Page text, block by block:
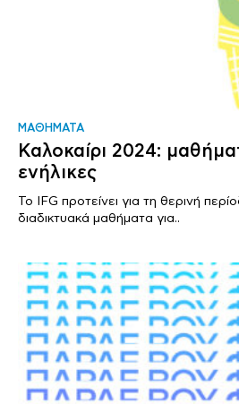
ΜΑΘΗΜΑΤΑ
Καλοκαίρι 2024:
ενήλικες
Το IFG προτείνει για τη θερινή
διαδικτυακά μαθήματα για..